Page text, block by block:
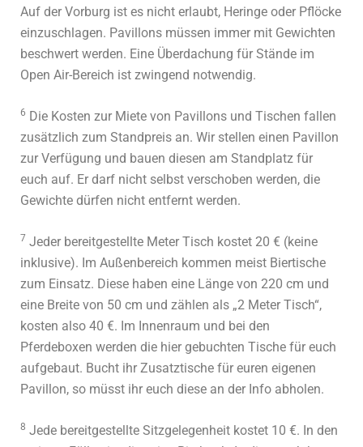
Auf der Vorburg ist es nicht erlaubt, Heringe oder Pflöcke
einzuschlagen. Pavillons müssen immer mit Gewichten
beschwert werden. Eine Überdachung für Stände im
Open Air-Bereich ist zwingend notwendig.
6 Die Kosten zur Miete von Pavillons und Tischen fallen
zusätzlich zum Standpreis an. Wir stellen einen Pavillon
zur Verfügung und bauen diesen am Standplatz für
euch auf. Er darf nicht selbst verschoben werden, die
Gewichte dürfen nicht entfernt werden.
7 Jeder bereitgestellte Meter Tisch kostet 20 € (keine
inklusive). Im Außenbereich kommen meist Biertische
zum Einsatz. Diese haben eine Länge von 220 cm und
eine Breite von 50 cm und zählen als „2 Meter Tisch“,
kosten also 40 €. Im Innenraum und bei den
Pferdeboxen werden die hier gebuchten Tische für euch
aufgebaut. Bucht ihr Zusatztische für euren eigenen
Pavillon, so müsst ihr euch diese an der Info abholen.
8 Jede bereitgestellte Sitzgelegenheit kostet 10 €. In den